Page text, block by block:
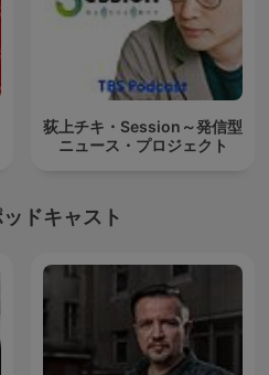
荻上チキ・Session～発信型
ニュース・プロジェクト
ドキャスト